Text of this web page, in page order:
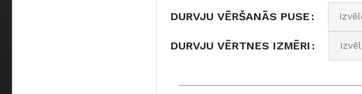
DURVJU VĒRŠANĀS PUSE
DURVJU VĒRTNES IZMĒRI